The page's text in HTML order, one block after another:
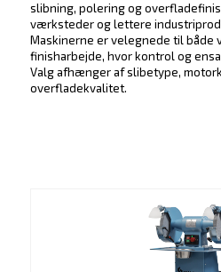
slibning, polering og
værksteder og lettere
Maskinerne er velegnede til både
finisharbejde, hvor kontrol og
Valg afhænger af slibetype,
overfladekvalitet.